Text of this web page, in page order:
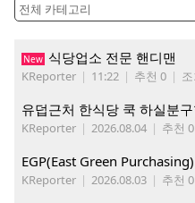
New 식당업소 전문 핸디맨
KReporter | 11:22 | 추천 0 |
유덥근처 한식당 쿡 하실분
KReporter | 2026.08.04 | 추천 0
KReporter | 2026.08.03 | 추천 0